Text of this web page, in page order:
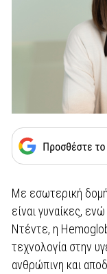
Με εσωτερική
είναι γυναίκες,
Ντέντε, η
τεχνολογία στην
ανθρώπινη και